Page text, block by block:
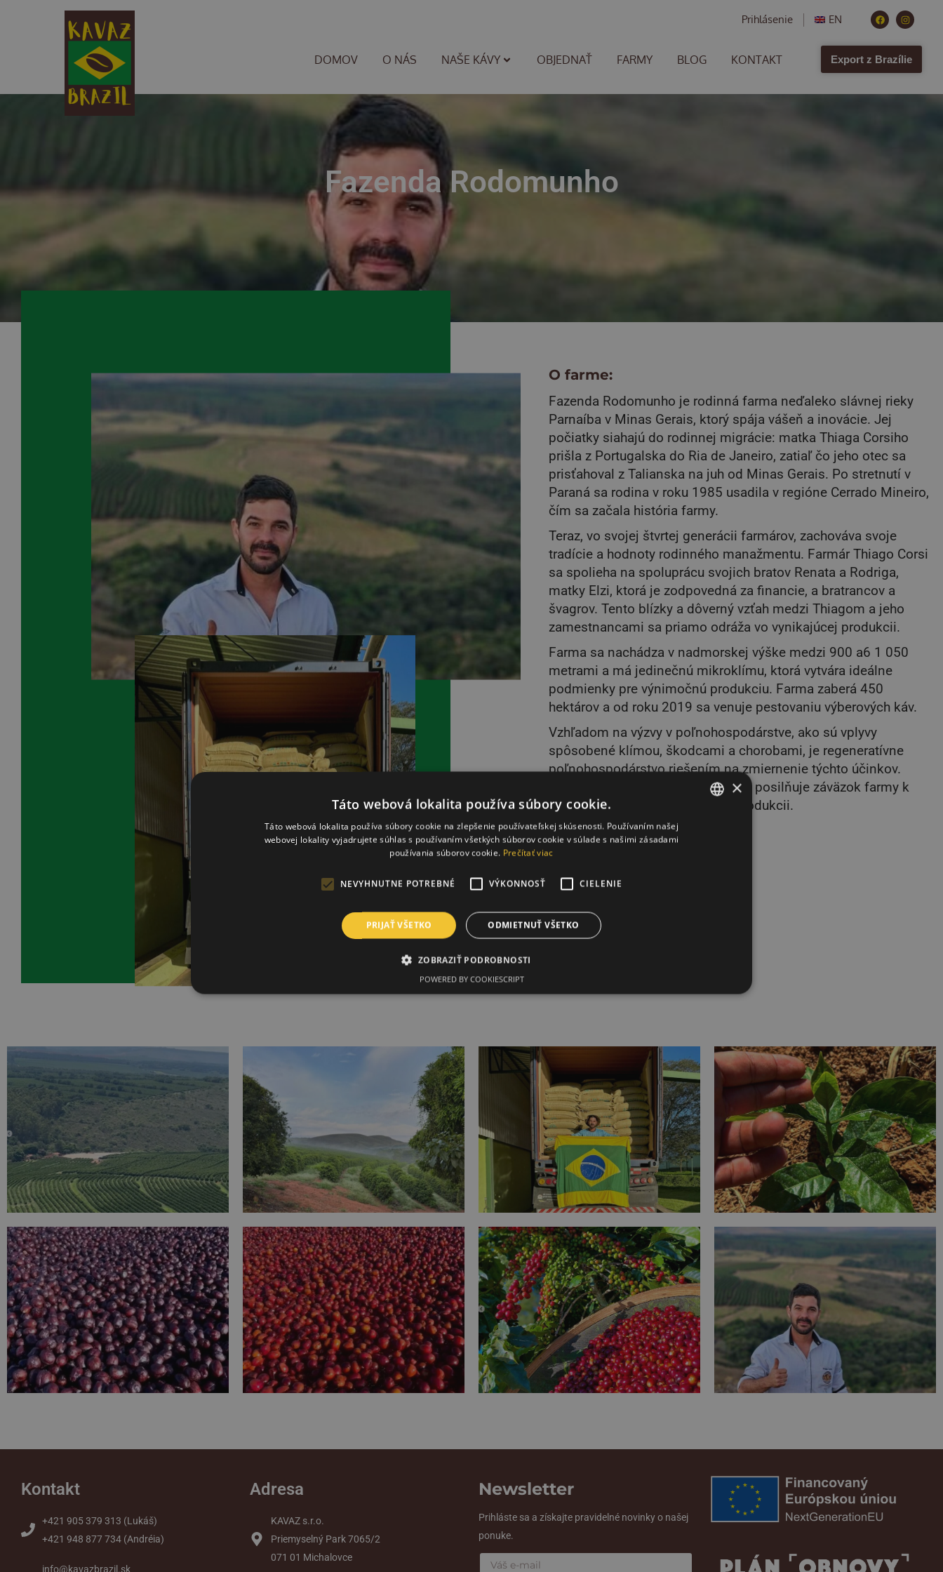
Prihlásenie EN
DOMOV O NÁS NAŠE KÁVY OBJEDNAŤ FARMY BLOG KONTAKT Export z Brazílie
Fazenda Rodomunho
O farme:
Fazenda Rodomunho je rodinná farma neďaleko slávnej rieky
Parnaíba v Minas Gerais, ktorý spája vášeň a inovácie. Jej
počiatky siahajú do rodinnej migrácie: matka Thiaga Corsiho
prišla z Portugalska do Ria de Janeiro, zatiaľ čo jeho otec sa
prisťahoval z Talianska na juh od Minas Gerais. Po stretnutí v
Paraná sa rodina v roku 1985 usadila v regióne Cerrado Mineiro,
čím sa začala história farmy.
Teraz, vo svojej štvrtej generácii farmárov, zachováva svoje
tradície a hodnoty rodinného manažmentu. Farmár Thiago Corsi
sa spolieha na spoluprácu svojich bratov Renata a Rodriga,
matky Elzi, ktorá je zodpovedná za financie, a bratrancov a
švagrov. Tento blízky a dôverný vzťah medzi Thiagom a jeho
zamestnancami sa priamo odráža vo vynikajúcej produkcii.
Farma sa nachádza v nadmorskej výške medzi 900 a6 1 050
metrami a má jedinečnú mikroklímu, ktorá vytvára ideálne
podmienky pre výnimočnú produkciu. Farma zaberá 450
hektárov a od roku 2019 sa venuje pestovaniu výberových káv.
Vzhľadom na výzvy v poľnohospodárstve, ako sú vplyvy
spôsobené klímou, škodcami a chorobami, je regeneratívne
poľnohospodárstvo riešením na zmiernenie týchto účinkov.
Zabezpečuje udržateľné postupy a posilňuje záväzok farmy k
zodpovednej a vysokokvalitnej produkcii.
Kontakt
+421 905 379 313 (Lukáš)
+421 948 877 734 (Andréia)
info@kavazbrazil.sk
Adresa
KAVAZ s.r.o.
Priemyselný Park 7065/2
071 01 Michalovce
Newsletter
Prihláste sa a získajte pravidelné novinky o našej
ponuke.
×
Táto webová lokalita používa súbory cookie.
Táto webová lokalita používa súbory cookie na zlepšenie používateľskej skúsenosti. Používaním našej
webovej lokality vyjadrujete súhlas s používaním všetkých súborov cookie v súlade s našimi zásadami
používania súborov cookie. Prečítať viac
NEVYHNUTNE POTREBNÉ VÝKONNOSŤ CIELENIE
PRIJAŤ VŠETKO ODMIETNUŤ VŠETKO
ZOBRAZIŤ PODROBNOSTI
POWERED BY COOKIESCRIPT